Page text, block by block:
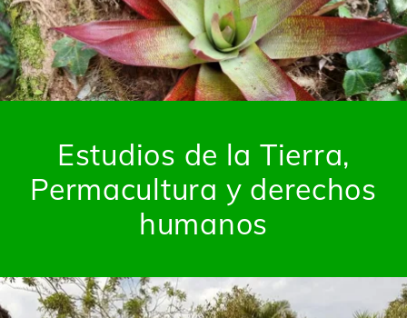
Estudios de la Tierra,
Permacultura y derechos
humanos